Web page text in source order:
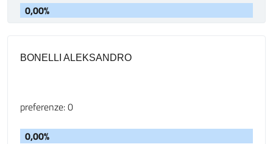
0,00%
BONELLI ALEKSANDRO
preferenze: 0
0,00%